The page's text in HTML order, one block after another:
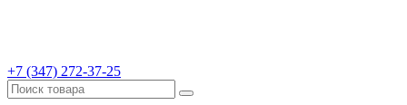
+7 (347) 272-37-25